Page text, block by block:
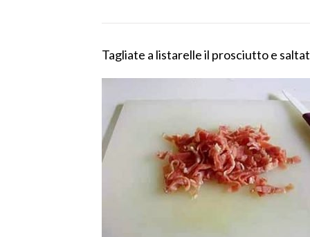
Tagliate a listarelle il prosciutto e